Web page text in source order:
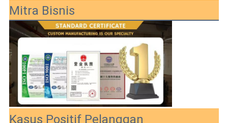
Mitra Bisnis
Kasus Positif Pelanggan